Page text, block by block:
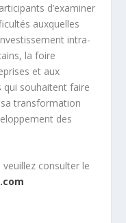
d’examiner
auxquelles
intra-
la foire
et aux
qui souhaitent faire
transformation
des
consulter le